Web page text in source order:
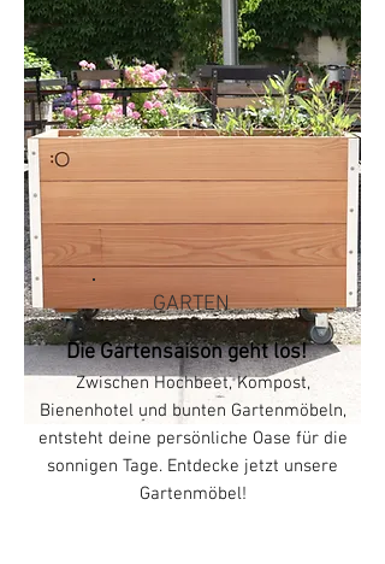
GARTEN
Die Gartensaison geht los!
Zwischen Hochbeet, Kompost,
Bienenhotel und bunten Gartenmöbeln,
entsteht deine persönliche Oase für die
sonnigen Tage. Entdecke jetzt unsere
Gartenmöbel!